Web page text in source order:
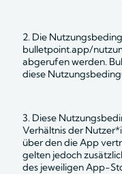
2. Die
bulletpoint.app/
abgerufen werden.
diese
3. Diese
Verhältnis der
über den die App
gelten jedoch
des jeweiligen App-